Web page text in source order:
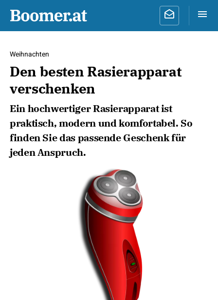
Weihnachten
Den besten Rasierapparat
verschenken
Ein hochwertiger Rasierapparat ist
praktisch, modern und komfortabel. So
finden Sie das passende Geschenk für
jeden Anspruch.